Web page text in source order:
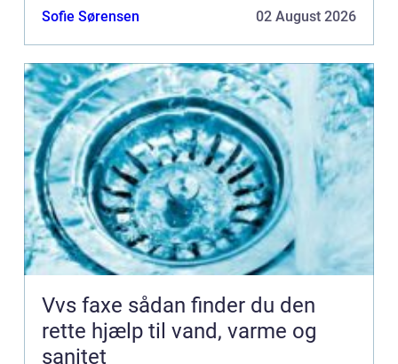
vej ned af taget og i stedet for finder vej ind i ...
Sofie Sørensen 02 August 2026
Vvs faxe sådan finder du den
rette hjælp til vand, varme og
sanitet